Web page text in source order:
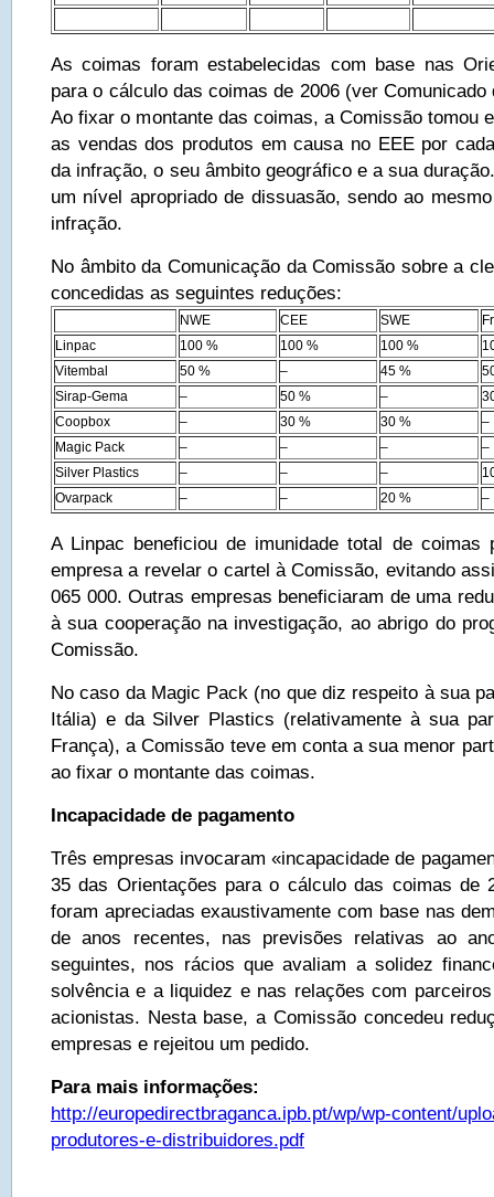
As coimas foram estabelecidas com base nas
para o cálculo das coimas de 2006 (ver
Ao fixar o montante das coimas, a Comissão tomou
as vendas dos produtos em causa no EEE por
da infração, o seu âmbito geográfico e a sua
um nível apropriado de dissuasão, sendo ao
infração.
No âmbito da Comunicação da Comissão sobre a
concedidas as seguintes reduções:
NWE CEE SWE
Linpac
100 % 100 % 100 %
Vitembal
50 % – 45 %
Sirap-Gema
– 50 % –
Coopbox
– 30 % 30 %
–
Magic Pack
– – –
–
Silver Plastics
– – –
Ovarpack
– – 20 % –
A Linpac beneficiou de imunidade total de
empresa a revelar o cartel à Comissão, evitando
065 000. Outras empresas beneficiaram de uma
à sua cooperação na investigação, ao abrigo do
Comissão.
No caso da Magic Pack (no que diz respeito à sua
Itália) e da Silver Plastics (relativamente à sua
França), a Comissão teve em conta a sua menor
ao fixar o montante das coimas.
Incapacidade de pagamento
Três empresas invocaram «incapacidade de
35 das Orientações para o cálculo das coimas de
foram apreciadas exaustivamente com base nas
de anos recentes, nas previsões relativas ao
seguintes, nos rácios que avaliam a solidez
solvência e a liquidez e nas relações com
acionistas. Nesta base, a Comissão concedeu
empresas e rejeitou um pedido.
Para mais informações:
http://europedirectbraganca.ipb.pt/wp/wp-content/
produtores-e-distribuidores.pdf